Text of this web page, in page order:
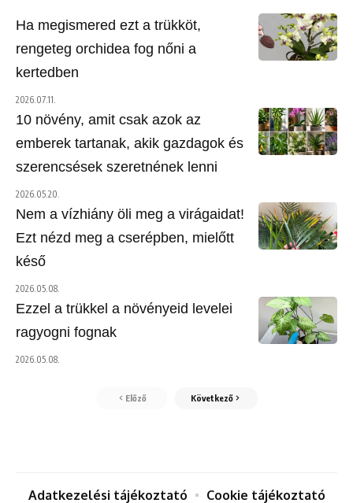
Ha megismered ezt a trükköt,
rengeteg orchidea fog nőni a
kertedben
2026.07.11.
10 növény, amit csak azok az
emberek tartanak, akik gazdagok és
szerencsések szeretnének lenni
2026.05.20.
Nem a vízhiány öli meg a virágaidat!
Ezt nézd meg a cserépben, mielőtt
késő
2026.05.08.
Ezzel a trükkel a növényeid levelei
ragyogni fognak
2026.05.08.
Előző Következő
Adatkezelési tájékoztató Cookie tájékoztató